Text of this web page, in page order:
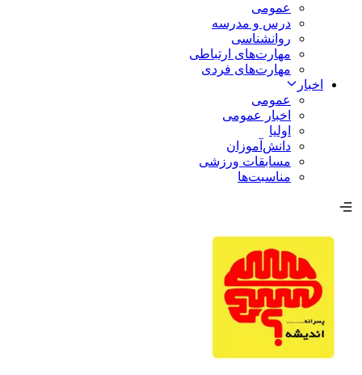
عمومی
درس و مدرسه
روانشناسی
مهارت‌های ارتباطی
مهارت‌های فردی
اخبار
عمومی
اخبار عمومی
اولیا
دانش‌آموزان
مسابقات ورزشی
مناسبت‌ها